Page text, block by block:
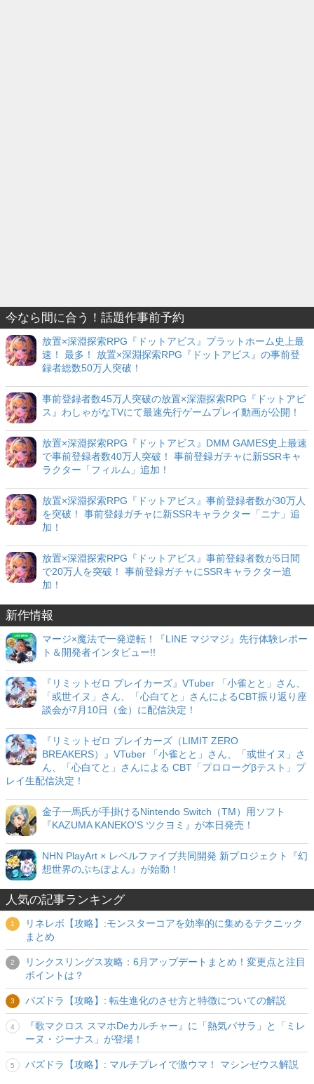
今なら間に合う！話題作事前予約
放置×深淵探索RPG『ドットアビス』プラットホーム史上最
速！ 最多！ 放置×深淵探索RPG『ドットアビス』の事前登
録者総数50万人突破！
事前登録者数45万人突破の放置×深淵探索RPG『ドットアビ
ス』わしゃがなTVにて最速先行ゲームプレイ動画が公開！
放置×深淵探索RPG『ドットアビス』DMM GAMES史上最速
で事前登録者数40万人突破！ 事前登録ガチャに新SSRキャ
ラクター「フィルム」追加！
放置×深淵探索RPG『ドットアビス』事前登録者数が30万人
を突破！ 事前登録ガチャに新SSRキャラクター「ニナ」追
加！
放置×深淵探索RPG『ドットアビス』事前登録者数が5日間
で20万人を突破！ 事前登録ガチャにSSRキャラクター追
加！
新作情報
マージ×魔法で一発逆転！『LINE マジマジ』先行体験レポー
ト＆開発者インタビュー!!
『リミットゼロ ブレイカーズ』VTuber 「小雀とと」さん、
「或世イヌ」さん、「心白てと」さんによるCBT振り返り座
談会が7月10日（金）に配信決定！
『リミットゼロ ブレイカーズ（LIMIT ZERO
BREAKERS）』VTuber 「小雀とと」さん、「或世イヌ」さ
ん、「心白てと」さんによる CBT「プロローグβテスト」プ
レイ生配信決定！
金子一馬氏が手掛けるNintendo Switch（TM）用ソフト
『KAZUMA KANEKO'S ツクヨミ』が本日発売！
NHN PlayArt × レベルファイブ共同開発 新プロジェクト『幻
想世界のぷちぽよん』が始動！
人気の記事ランキング
リネレボ【攻略】:モンスターコアを効率的に集めるテクニック
まとめ
リンクスリングス攻略：6月アップデートまとめ！変更点と注目
ポイントは？
パズドラ【攻略】: 転生進化のさせ方と特徴についての解説
『歌マクロス スマホDeカルチャー』に「熱気バサラ」と「ミレ
ーヌ・ジーナス」が登場！
パズドラ【攻略】: マルチプレイで激ウマ！ マシンゼウス解説